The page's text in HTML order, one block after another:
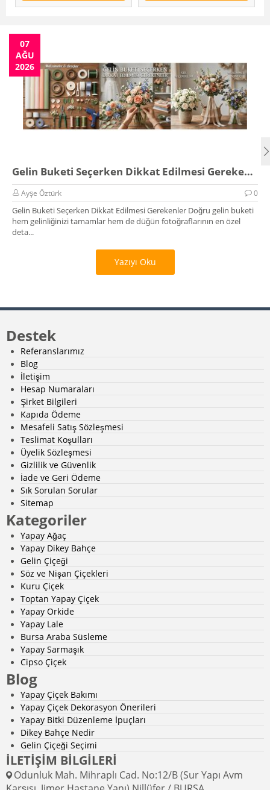
07
AĞU
2026
Gelin Buketi Seçerken Dikkat Edilmesi Gerekenler
Ayşe Öztürk 0
Gelin Buketi Seçerken Dikkat Edilmesi Gerekenler Doğru gelin buketi
hem gelinliğinizi tamamlar hem de düğün fotoğraflarının en özel
deta...
Yazıyı Oku
Destek
Referanslarımız
Blog
İletişim
Hesap Numaraları
Şirket Bilgileri
Kapıda Ödeme
Mesafeli Satış Sözleşmesi
Teslimat Koşulları
Üyelik Sözleşmesi
Gizlilik ve Güvenlik
İade ve Geri Ödeme
Sık Sorulan Sorular
Sitemap
Kategoriler
Yapay Ağaç
Yapay Dikey Bahçe
Gelin Çiçeği
Söz ve Nişan Çiçekleri
Kuru Çiçek
Toptan Yapay Çiçek
Yapay Orkide
Yapay Lale
Bursa Araba Süsleme
Yapay Sarmaşık
Cipso Çiçek
Blog
Yapay Çiçek Bakımı
Yapay Çiçek Dekorasyon Önerileri
Yapay Bitki Düzenleme İpuçları
Dikey Bahçe Nedir
Gelin Çiçeği Seçimi
İLETİŞİM BİLGİLERİ
Odunluk Mah. Mihraplı Cad. No:12/B (Sur Yapı Avm